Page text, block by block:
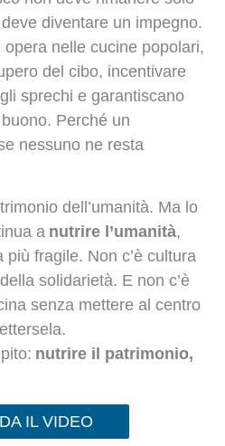
diventare un impegno.
nelle cucine popolari,
del cibo, incentivare
sprechi e garantiscano
Perché un
nessuno ne resta
dell’umanità. Ma lo
a nutrire l’umanità,
fragile. Non c’è cultura
solidarietà. E non c’è
senza mettere al centro
nutrire il patrimonio,
IL VIDEO